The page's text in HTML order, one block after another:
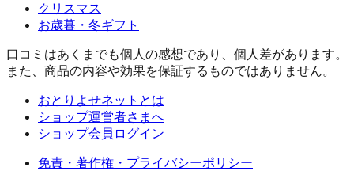
クリスマス
お歳暮・冬ギフト
口コミはあくまでも個人の感想であり、個人差があります。
また、商品の内容や効果を保証するものではありません。
おとりよせネットとは
ショップ運営者さまへ
ショップ会員ログイン
免責・著作権・プライバシーポリシー